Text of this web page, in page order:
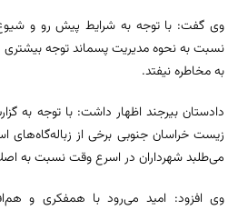
وی گفت: با توجه به شرایط پیش رو و شیوع
نسبت به نحوه مدیریت پسماند توجه
به مخاطره نیفتد.
دادستان بیرجند اظهار داشت: با توجه به
زیست خراسان جنوبی برخی از زباله‌گاه‌های
می‌طلبد شهرداران در اسرع وقت نسبت به
وی افزود: امید می‌رود با همفکری و